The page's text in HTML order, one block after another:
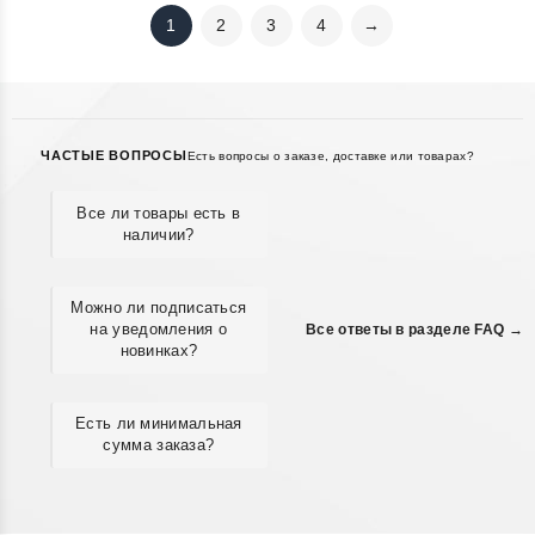
1 2 3 4 →
ЧАСТЫЕ ВОПРОСЫ Есть вопросы о заказе, доставке или товарах?
Все ли товары есть в
наличии?
Можно ли подписаться
на уведомления о
новинках?
Есть ли минимальная
сумма заказа?
Все ответы в разделе FAQ →